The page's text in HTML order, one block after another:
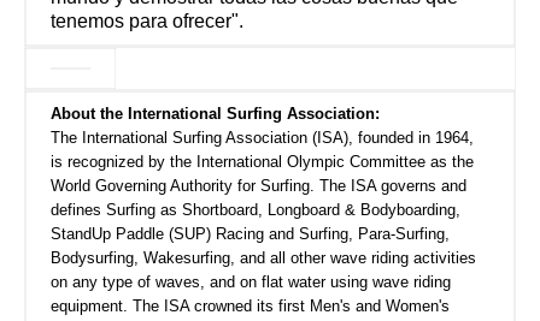
tenemos para ofrecer".
About the International Surfing Association:
The International Surfing Association (ISA), founded in 1964,
is recognized by the International Olympic Committee as the
World Governing Authority for Surfing. The ISA governs and
defines Surfing as Shortboard, Longboard & Bodyboarding,
StandUp Paddle (SUP) Racing and Surfing, Para-Surfing,
Bodysurfing, Wakesurfing, and all other wave riding activities
on any type of waves, and on flat water using wave riding
equipment. The ISA crowned its first Men's and Women's